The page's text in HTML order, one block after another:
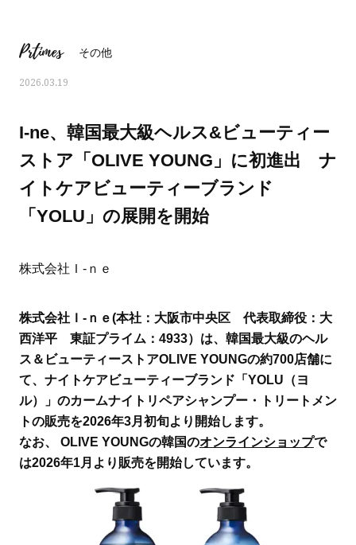
ス学」
タログ
Prtimes その他
2026.03.19
I-ne、韓国最大級ヘルス&ビューティー
ストア「OLIVE YOUNG」に初進出 ナ
イトケアビューティーブランド
「YOLU」の展開を開始
株式会社Ｉ-ｎｅ
株式会社Ｉ-ｎｅ(本社：大阪市中央区 代表取締役：大
西洋平 東証プライム：4933）は、韓国最大級のヘル
ス＆ビューティーストアOLIVE YOUNGの約700店舗に
て、ナイトケアビューティーブランド「YOLU（ヨ
ル）」のカームナイトリペアシャンプー・トリートメン
トの販売を2026年3月初旬より開始します。
なお、 OLIVE YOUNGの韓国のオンラインショップで
は2026年1月より販売を開始しています。